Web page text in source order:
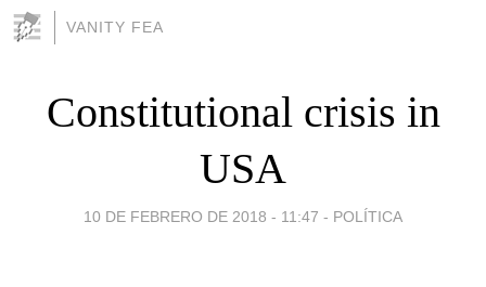
VANITY FEA
Constitutional crisis in
USA
10 DE FEBRERO DE 2018 - 11:47 - POLÍTICA